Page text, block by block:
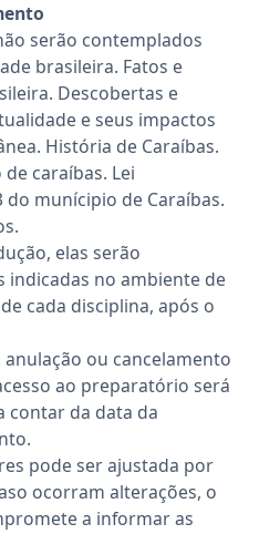
serão contemplados
brasileira. Fatos e
Descobertas e
e seus impactos
História de Caraíbas.
caraíbas. Lei
munícipio de Caraíbas.
elas serão
indicadas no ambiente de
cada disciplina, após o
ou cancelamento
ao preparatório será
contar da data da
pode ser ajustada por
ocorram alterações, o
a informar as